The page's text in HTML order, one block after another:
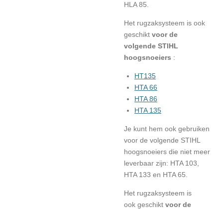
HLA 85.
Het rugzaksysteem is ook
geschikt voor de
volgende STIHL
hoogsnoeiers :
HT135
HTA 66
HTA 86
HTA 135
Je kunt hem ook gebruiken
voor de volgende STIHL
hoogsnoeiers die niet meer
leverbaar zijn: HTA 103,
HTA 133 en HTA 65.
Het rugzaksysteem is
ook geschikt voor de